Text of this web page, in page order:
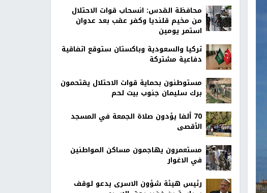
محافظة القدس: انسحاب قوات الاحتلال
من مخيم قلنديا وكفر عقب بعد عدوان
استمر يومين
تركيا والسعودية وباكستان ستوقع اتفاقية
دفاعية مشتركة
مستوطنون بحماية قوات الاحتلال يقتحمون
برك سليمان جنوب بيت لحم
70 ألفا يؤدون صلاة الجمعة في المسجد
الأقصى
مستعمرون يهاجمون مساكن المواطنين
في الاغوار
رئيس هيئة شؤون الاسرى يدعو لوقف